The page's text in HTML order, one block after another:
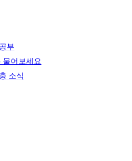
부
물어보세요
소식